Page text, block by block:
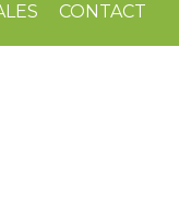
CONTACT